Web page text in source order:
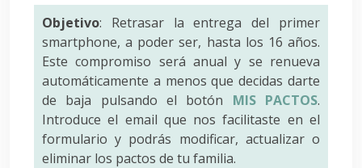
Objetivo: Retrasar la entrega del primer
smartphone, a poder ser, hasta los 16 años.
Este compromiso será anual y se renueva
automáticamente a menos que decidas darte
de baja pulsando el botón MIS PACTOS.
Introduce el email que nos facilitaste en el
formulario y podrás modificar, actualizar o
eliminar los pactos de tu familia.